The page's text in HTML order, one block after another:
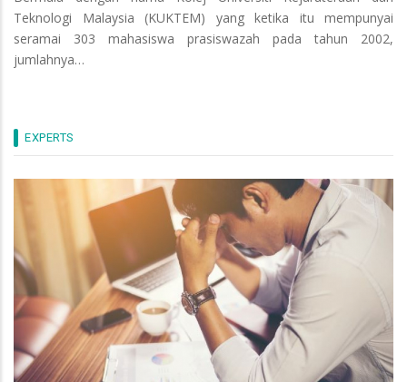
Teknologi Malaysia (KUKTEM) yang ketika itu mempunyai
seramai 303 mahasiswa prasiswazah pada tahun 2002,
jumlahnya…
EXPERTS